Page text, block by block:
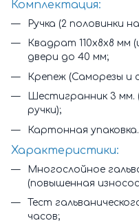
Комплектация:
Ручка (2 половинки
Квадрат 110х8х8 мм
двери до 40 мм;
Крепеж (Саморезы и
Шестигранник 3 мм.
ручки);
Картонная упаковка.
Характеристики:
Многослойное
(повышенная
Тест
часов;